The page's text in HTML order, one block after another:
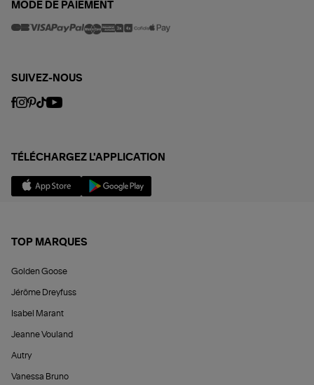
MODE DE PAIEMENT
SUIVEZ-NOUS
TÉLÉCHARGEZ L'APPLICATION
TOP MARQUES
Golden Goose
Jérôme Dreyfuss
Isabel Marant
Jeanne Vouland
Autry
Vanessa Bruno